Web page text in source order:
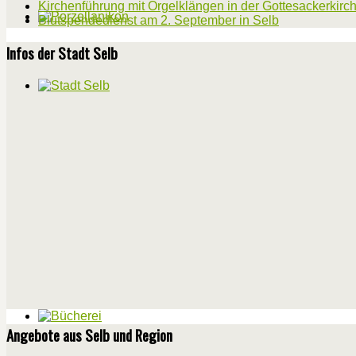
Kirchenführung mit Orgelklängen in der
Blutspendedienst am 2. September in Selb
Infos der Stadt Selb
Angebote aus Selb und Region